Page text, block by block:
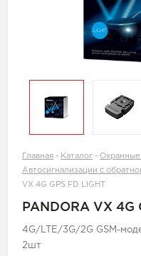
Главная - Каталог -
Автосигнализации с
VX 4G GPS FD LIGHT
PANDORA VX 4G
4G/LTE/3G/2G GSM-
2шт